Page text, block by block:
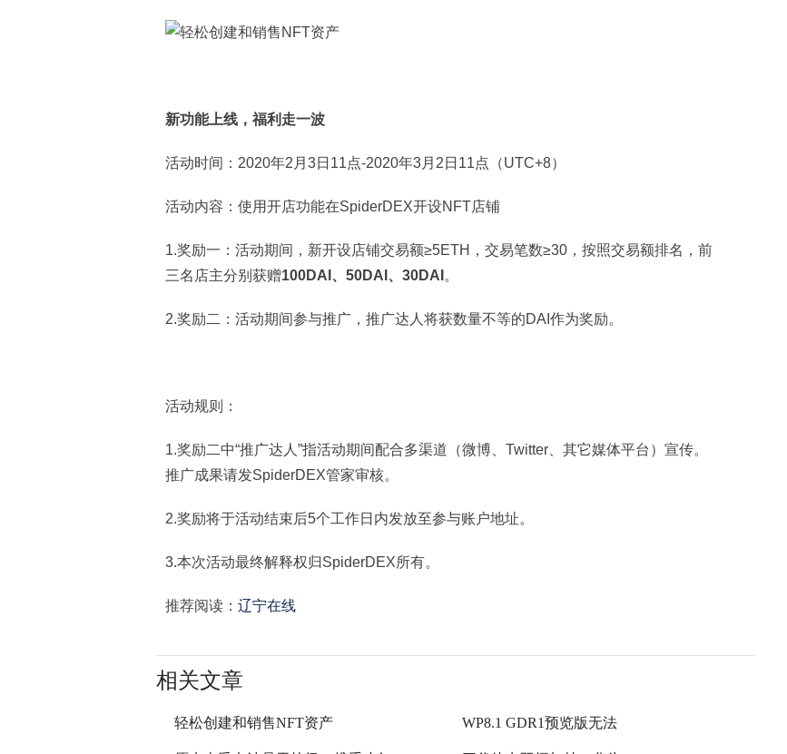
新功能上线，福利走一波
活动时间：2020年2月3日11点-2020年3月2日11点（UTC+8）
活动内容：使用开店功能在SpiderDEX开设NFT店铺
1.奖励一：活动期间，新开设店铺交易额≥5ETH，交易笔数≥30，按照交易额排名，前
三名店主分别获赠100DAI、50DAI、30DAI 。
2.奖励二：活动期间参与推广，推广达人将获数量不等的DAI作为奖励。
活动规则：
1.奖励二中“推广达人”指活动期间配合多渠道（微博、Twitter、其它媒体平台）宣传。
推广成果请发SpiderDEX管家审核。
2.奖励将于活动结束后5个工作日内发放至参与账户地址。
3.本次活动最终解释权归SpiderDEX所有。
推荐阅读： 辽宁在线
相关文章
轻松创建和销售NFT资产 WP8.1 GDR1预览版无法